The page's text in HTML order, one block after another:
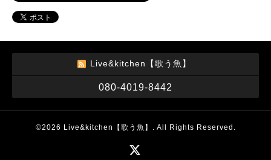
Live&kitchen【歌う魚】
080-4019-8442
©2026 Live&kitchen【歌う魚】 . All Rights Reserved.